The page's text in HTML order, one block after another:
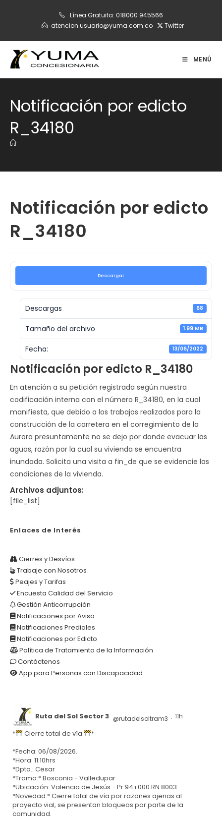
Línea Gratuita: 018000 945566
atencion.usuario@yuma.com.co
Twitter
MENÚ
Notificación por edicto
R_34180
Notificación por edicto
R_34180
Descargar
Descargas 68
Tamaño del archivo 1.99 MB
Fecha: 13/06/2022
Notificación por edicto R_34180
En atención a su petición registrada según nuestra
codificación interna con el número R_34180, en la cual
manifiesta, que debido a los trabajos realizados para la
construcción de la carretera en el corregimiento de la
Aurora presuntamente no se dejo por donde evacuar las
aguas, razón por la cual su vivienda se encuentra
inundada. Solicita una visita a fin_de que se evidencie las
condiciones de la vivienda.
Archivos adjuntos:
[file_list]
Enlaces de Interés
Cierres y Desvíos
Trabaje con Nosotros
Peajes y Tarifas
Encuesta Calidad del Servicio
Gestión Anticorrupción
Notificaciones por Aviso
Notificaciones Prediales
Notificaciones por Edicto
Política de Tratamiento de la Información
Contáctenos
App para Personas con Discapacidad
Ruta del Sol Sector 3 @rutadelsoltram3 · 11h
* Cierre total de vía
*
*Fecha: 06/08/2026.
*Hora: 11:10hrs
*Dpto.: Cesar
*Tramo:* Bosconia - Valledupar
*Ubicación: Valencia de Jesús - Pr 94+000 RN 8003
*Novedad:* Cierre total de vía por razones ajenas al
proyecto vial, se presentan bloqueos por parte de la
comunidad.